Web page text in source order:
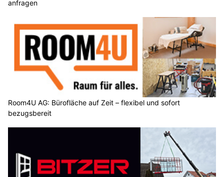
anfragen
Room4U AG: Bürofläche auf Zeit – flexibel und sofort
bezugsbereit